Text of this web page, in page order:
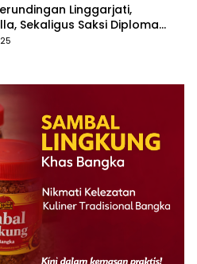
Linggarjati,
Sekaligus Saksi Diplomasi
Arah Bangsa